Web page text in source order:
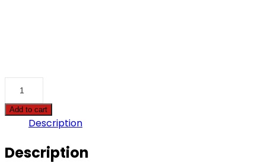
Add to cart
Description
Description